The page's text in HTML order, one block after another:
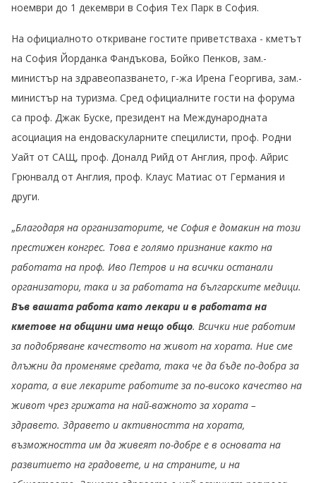
ноември до 1 декември в София Тех Парк в София.
На официалното откриване гостите приветстваха - кметът
на София Йорданка Фандъкова, Бойко Пенков, зам.-
министър на здравеопазването, г-жа Ирена Георгива, зам.-
министър на туризма. Сред официалните гости на форума
са проф. Джак Буске, президент на Международната
асоциация на ендоваскуларните специлисти, проф. Родни
Уайт от САЩ, проф. Доналд Рийд от Англия, проф. Айрис
Грюнвалд от Англия, проф. Клаус Матиас от Германия и
други.
„Благодаря на организаторите, че София е домакин на този
престижен конгрес. Това е голямо признание както на
работата на проф. Иво Петров и на всички останали
организатори, така и за работата на българските медици.
Във вашата работа като лекари и в работата на
кметове на общини има нещо общо. Всички ние работим
за подобряване качеството на живот на хората. Ние сме
длъжни да променяме средата, така че да бъде по-добра за
хората, а вие лекарите работите за по-високо качество на
живот чрез грижата на най-важното за хората –
здравето. Здравето и активността на хората,
възможността им да живеят по-добре е в основата на
развитието на градовете, и на страните, и на